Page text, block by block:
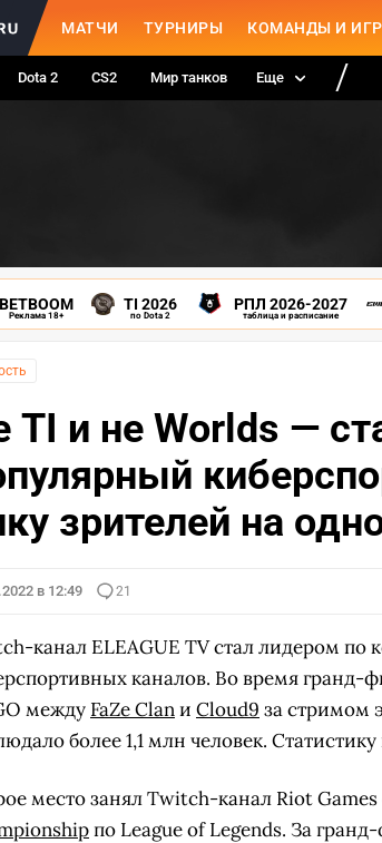
МАТЧИ ТУРНИРЫ КОМАНДЫ И
Dota 2 CS2 Мир танков Еще
BETBOOM
Реклама 18+
TI 2026
по Dota 2
РПЛ 2026-2027
таблица и расписание
TI и не Worlds —
зрителей на
в 12:49 21
канал ELEAGUE TV стал лидером по
каналов. Во время гранд-
между FaZe Clanи Cloud9 за стримом
более 1,1 млн человек.
место занял Twitch-канал Riot
по League of Legends. За